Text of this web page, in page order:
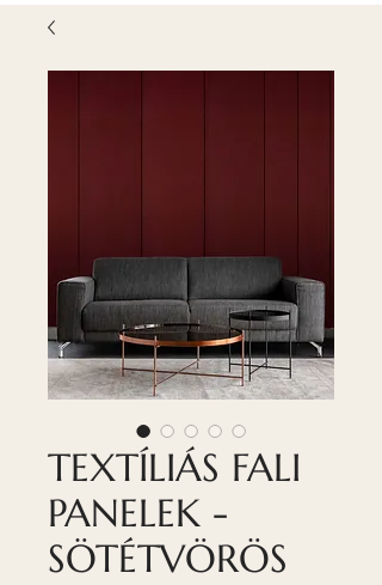
TEXTÍLIÁS FALI
PANELEK -
SÖTÉTVÖRÖS